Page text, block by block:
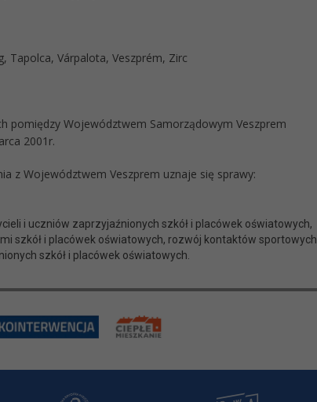
Tapolca, Várpalota, Veszprém, Zirc
pomiędzy Województwem Samorządowym Veszprem
2001r.
z Województwem Veszprem uznaje się sprawy:
i uczniów zaprzyjaźnionych szkół i placówek oświatowych,
szkół i placówek oświatowych, rozwój kontaktów sportowych
szkół i placówek oświatowych.